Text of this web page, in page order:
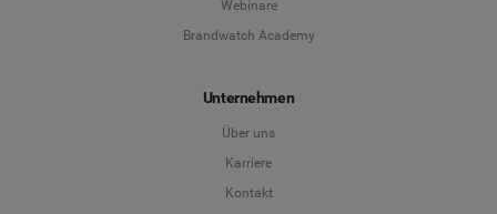
Webinare
Brandwatch Academy
Unternehmen
Über uns
Karriere
Kontakt